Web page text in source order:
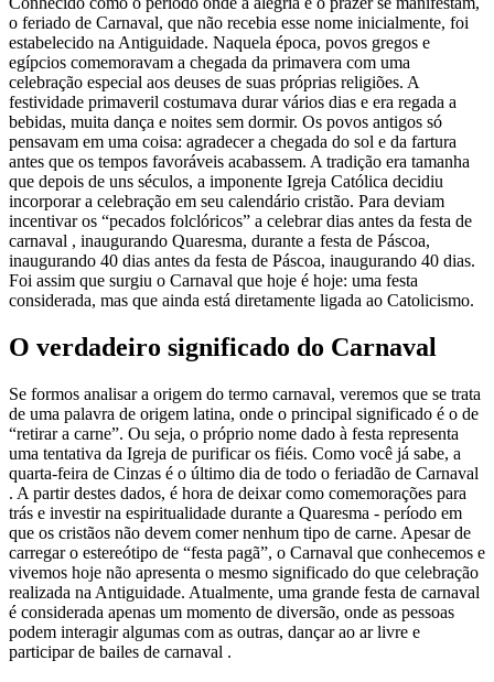
o feriado de Carnaval, que não recebia esse nome inicialmente, foi
estabelecido na Antiguidade. Naquela época, povos gregos e
egípcios comemoravam a chegada da primavera com uma
celebração especial aos deuses de suas próprias religiões. A
festividade primaveril costumava durar vários dias e era regada a
bebidas, muita dança e noites sem dormir. Os povos antigos só
pensavam em uma coisa: agradecer a chegada do sol e da fartura
antes que os tempos favoráveis acabassem. A tradição era tamanha
que depois de uns séculos, a imponente Igreja Católica decidiu
incorporar a celebração em seu calendário cristão. Para deviam
incentivar os “pecados folclóricos” a celebrar dias antes da festa de
carnaval , inaugurando Quaresma, durante a festa de Páscoa,
inaugurando 40 dias antes da festa de Páscoa, inaugurando 40 dias.
Foi assim que surgiu o Carnaval que hoje é hoje: uma festa
considerada, mas que ainda está diretamente ligada ao Catolicismo.
O verdadeiro significado do Carnaval
Se formos analisar a origem do termo carnaval, veremos que se trata
de uma palavra de origem latina, onde o principal significado é o de
“retirar a carne”. Ou seja, o próprio nome dado à festa representa
uma tentativa da Igreja de purificar os fiéis. Como você já sabe, a
quarta-feira de Cinzas é o último dia de todo o feriadão de Carnaval
. A partir destes dados, é hora de deixar como comemorações para
trás e investir na espiritualidade durante a Quaresma - período em
que os cristãos não devem comer nenhum tipo de carne. Apesar de
carregar o estereótipo de “festa pagã”, o Carnaval que conhecemos e
vivemos hoje não apresenta o mesmo significado do que celebração
realizada na Antiguidade. Atualmente, uma grande festa de carnaval
é considerada apenas um momento de diversão, onde as pessoas
podem interagir algumas com as outras, dançar ao ar livre e
participar de bailes de carnaval .